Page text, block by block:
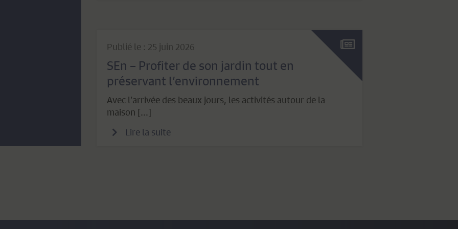
Publié le : 25 juin 2026
SEn – Profiter de son jardin tout en
préservant l’environnement
Avec l’arrivée des beaux jours, les activités autour de la
maison [...]
Lire la suite